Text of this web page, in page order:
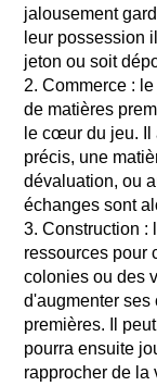
jalousement
leur possession
jeton ou soit
2. Commerce :
de matières
le cœur du jeu. Il
précis, une
dévaluation, ou
échanges sont
3. Construction :
ressources pour
colonies ou des
d'augmenter ses
premières. Il
pourra ensuite
rapprocher de la